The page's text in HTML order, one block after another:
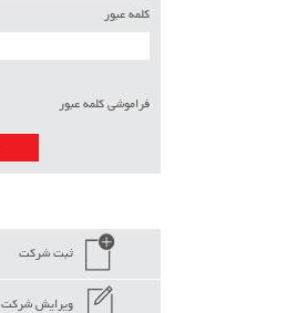
کلمه عبور
فراموشی کلمه عبور
ثبت شرکت
ویرایش شرکت